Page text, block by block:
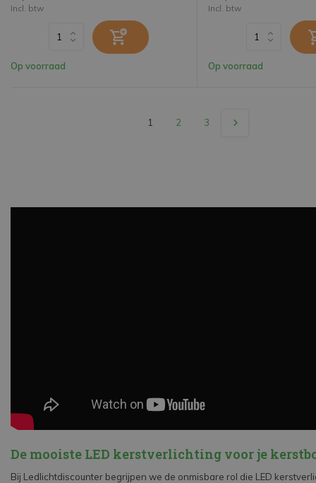
Incl. btw
Op voorraad
Incl. btw
Op voorraad
1 2 3
De mooiste LED kerstverlichting voor je
Bij Ledlichtdiscounter begrijpen we de onmisbare rol die LED